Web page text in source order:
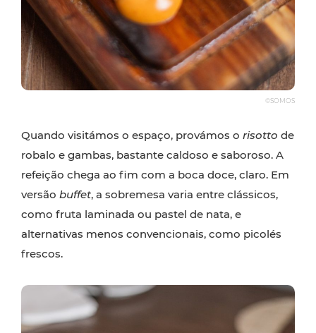
©SOMOS
Quando visitámos o espaço, provámos o risotto de
robalo e gambas, bastante caldoso e saboroso. A
refeição chega ao fim com a boca doce, claro. Em
versão buffet, a sobremesa varia entre clássicos,
como fruta laminada ou pastel de nata, e
alternativas menos convencionais, como picolés
frescos.